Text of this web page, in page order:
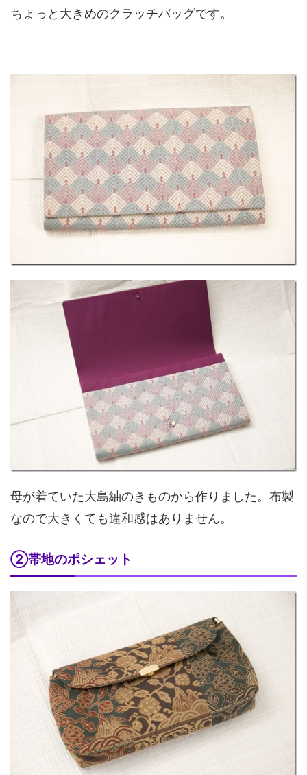
ちょっと大きめのクラッチバッグです。
母が着ていた大島紬のきものから作りました。布製
なので大きくても違和感はありません。
②帯地のポシェット